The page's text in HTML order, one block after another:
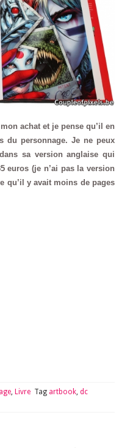
achat et je pense qu’il en
du personnage. Je ne peux
sa version anglaise qui
euros (je n’ai pas la version
qu’il y avait moins de pages
, Livre Tag artbook, dc